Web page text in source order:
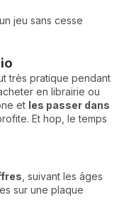
jeu sans cesse
très pratique pendant
en librairie ou
et les passer dans
Et hop, le temps
, suivant les âges
sur une plaque